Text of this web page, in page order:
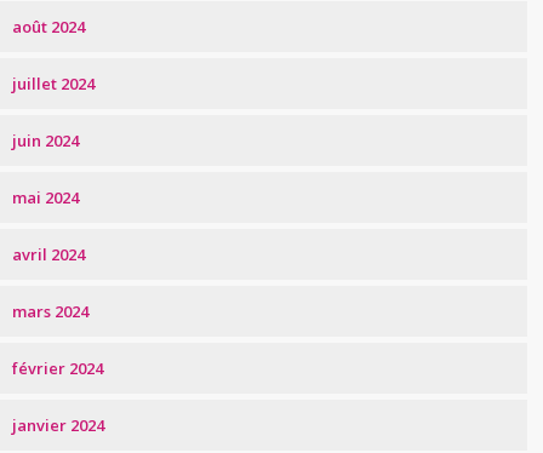
août 2024
juillet 2024
juin 2024
mai 2024
avril 2024
mars 2024
février 2024
janvier 2024